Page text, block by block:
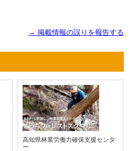
→ 掲載情報の誤りを報告する
高知県林業労働力確保支援センタ
ー